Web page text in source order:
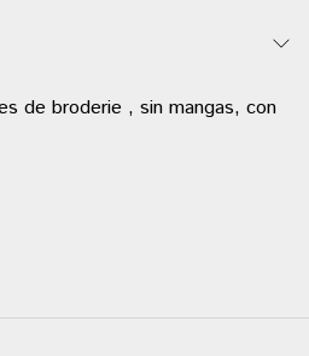
de broderie , sin mangas, con